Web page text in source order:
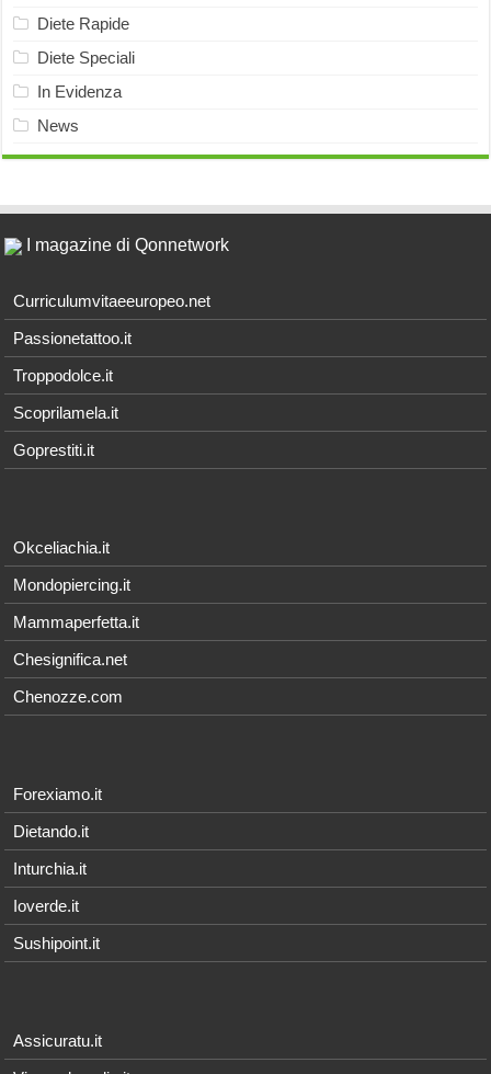
Diete Rapide
Diete Speciali
In Evidenza
News
I magazine di Qonnetwork
Curriculumvitaeeuropeo.net
Passionetattoo.it
Troppodolce.it
Scoprilamela.it
Goprestiti.it
Okceliachia.it
Mondopiercing.it
Mammaperfetta.it
Chesignifica.net
Chenozze.com
Forexiamo.it
Dietando.it
Inturchia.it
Ioverde.it
Sushipoint.it
Assicuratu.it